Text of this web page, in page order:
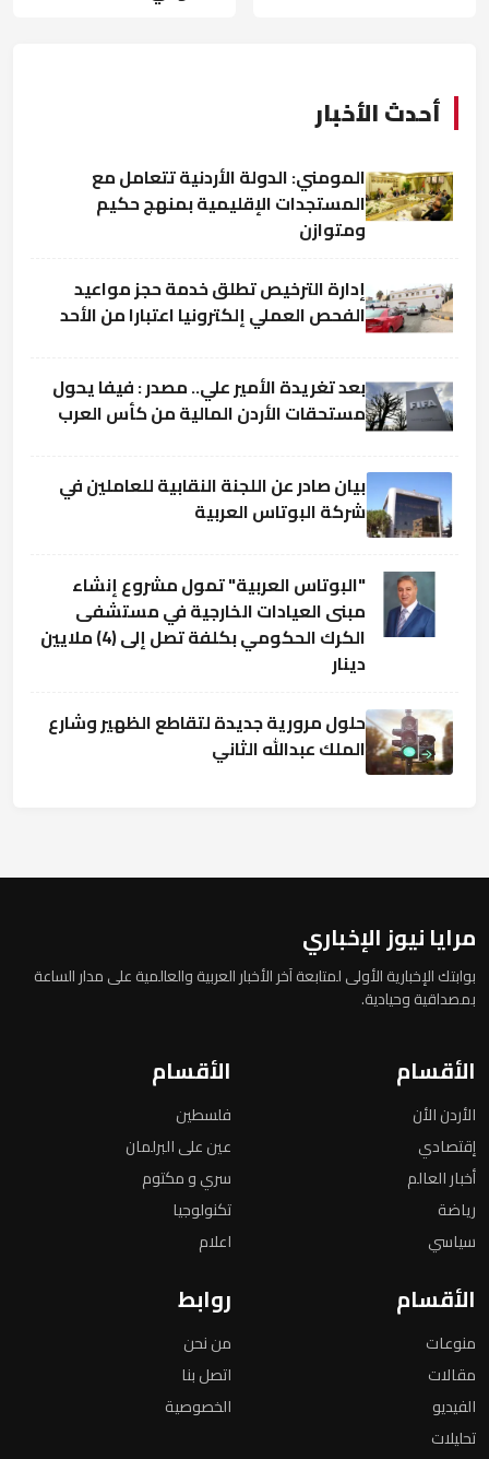
أحدث الأخبار
المومني: الدولة الأردنية تتعامل مع
المستجدات الإقليمية بمنهج حكيم
ومتوازن
إدارة الترخيص تطلق خدمة حجز مواعيد
الفحص العملي إلكترونيا اعتبارا من الأحد
بعد تغريدة الأمير علي.. مصدر : فيفا يحول
مستحقات الأردن المالية من كأس العرب
بيان صادر عن اللجنة النقابية للعاملين في
شركة البوتاس العربية
"البوتاس العربية" تمول مشروع إنشاء
مبنى العيادات الخارجية في مستشفى
الكرك الحكومي بكلفة تصل إلى (4) ملايين
دينار
حلول مرورية جديدة لتقاطع الظهير وشارع
الملك عبدالله الثاني
مرايا نيوز الإخباري
بوابتك الإخبارية الأولى لمتابعة آخر الأخبار العربية والعالمية على مدار الساعة
بمصداقية وحيادية.
الأقسام
الأردن الأن
إقتصادي
أخبار العالم
رياضة
سياسي
الأقسام
فلسطين
عين على البرلمان
سري و مكتوم
تكنولوجيا
اعلام
الأقسام
منوعات
مقالات
الفيديو
تحليلات
روابط
من نحن
اتصل بنا
الخصوصية